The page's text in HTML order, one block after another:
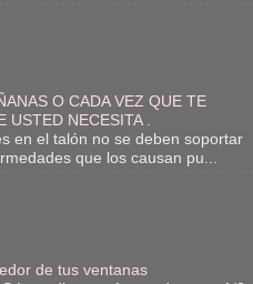
O CADA VEZ QUE TE
USTED NECESITA .
en el talón no se deben soportar
que los causan pu...
de tus ventanas